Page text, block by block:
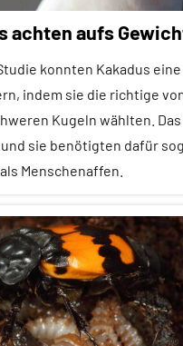
achten aufs
konnten Kakadus eine
indem sie die richtige
Kugeln wählten.
und sie benötigten dafür
Menschenaffen.